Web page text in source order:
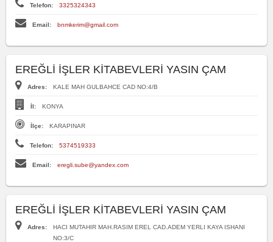
Telefon: 3325324343
Email: bnmkerim@gmail.com
EREĞLİ İŞLER KİTABEVLERİ YASIN ÇAM
Adres: KALE MAH GULBAHCE CAD NO:4/B
İl: KONYA
İlçe: KARAPINAR
Telefon: 5374519333
Email: eregli.sube@yandex.com
EREĞLİ İŞLER KİTABEVLERİ YASIN ÇAM
Adres:
HACI MUTAHIR MAH.RASIM EREL CAD.ADEM YERLI KAYA ISHANI
NO:3/C